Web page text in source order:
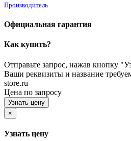
Производитель
Официальная гарантия
Как купить?
Отправьте запрос, нажав кнопку
Ваши реквизиты и название
store.ru
Цена по запросу
Узнать цену
×
Узнать цену